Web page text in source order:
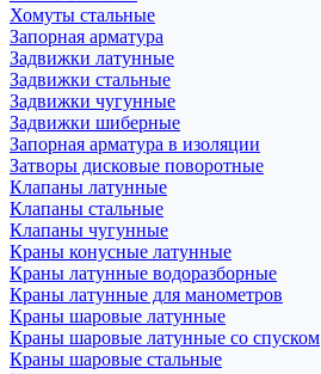
Хомуты стальные
Запорная арматура
Задвижки латунные
Задвижки стальные
Задвижки чугунные
Задвижки шиберные
Запорная арматура в изоляции
Затворы дисковые поворотные
Клапаны латунные
Клапаны стальные
Клапаны чугунные
Краны конусные латунные
Краны латунные водоразборные
Краны латунные для манометров
Краны шаровые латунные
Краны шаровые латунные со спуском
Краны шаровые стальные